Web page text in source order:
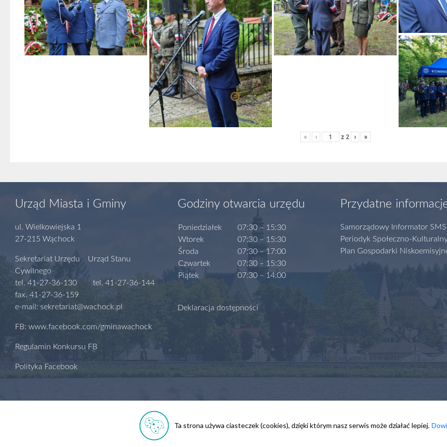
« ‹ z 2 › »
Urząd Miasta i Gminy
ul. Wielkowiejska 1
27-215 Wąchock
Sekretariat Urzędu Urząd Stanu
Cywilnego
tel. 41-27-36-130 tel. 41-27-36-144
fax. 41-27-36-159
e-mail: sekretariat@wachock.pl
FB: www.facebook.com/gminawachock
Regulamin Konkursu FB
Polityka Facebook
Godziny otwarcia urzędu
Poniedziałek
Wtorek
Środa
Czwartek
Piątek
07:30 – 15:30
07:30 – 15:30
07:30 – 17:00
07:30 – 15:30
07:30 – 14:00
Deklaracja dostępności
Przydatne
Samorządowy Informator SMS
Periodyk Społeczno-
Plan Gospodarki
Regulamin serwisu Biuletyn Informacji Publicznej Kontakt
Ta strona używa ciasteczek (cookies), dzięki którym nasz serwis może działać lepiej.